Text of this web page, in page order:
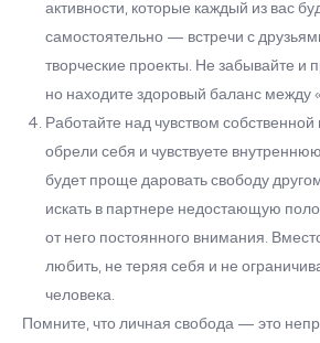
активности, которые каждый из вас
самостоятельно — встречи с
творческие проекты. Не забывайте и
но находите здоровый баланс между
Работайте над чувством
обрели себя и чувствуете
будет проще даровать свободу
искать в партнере недостающую
от него постоянного внимания.
любить, не теряя себя и не
человека.
Помните, что личная свобода — это